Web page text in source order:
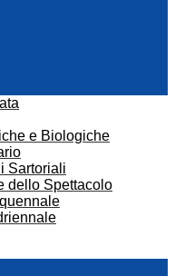
e Biologiche
Sartoriali
dello Spettacolo